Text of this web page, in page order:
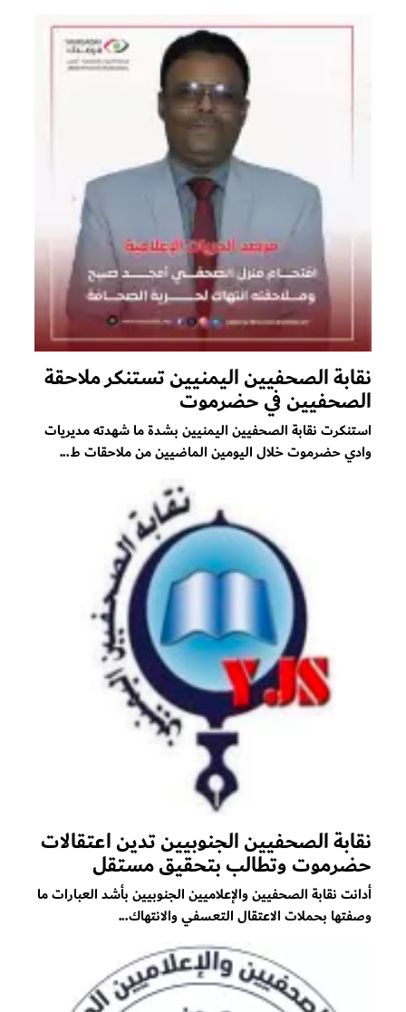
نقابة الصحفيين اليمنيين تستنكر ملاحقة
الصحفيين في حضرموت
استنكرت نقابة الصحفيين اليمنيين بشدة ما شهدته مديريات
وادي حضرموت خلال اليومين الماضيين من ملاحقات ط...
نقابة الصحفيين الجنوبيين تدين اعتقالات
حضرموت وتطالب بتحقيق مستقل
أدانت نقابة الصحفيين والإعلاميين الجنوبيين بأشد العبارات ما
وصفتها بحملات الاعتقال التعسفي والانتهاك...